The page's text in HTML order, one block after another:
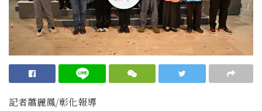
記者蕭麗鳳/彰化報導